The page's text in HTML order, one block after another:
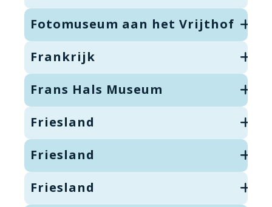
Fotomuseum aan het Vrijthof
Frankrijk
Frans Hals Museum
Friesland
Friesland
Friesland